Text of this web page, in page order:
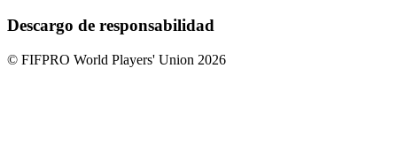
Descargo de responsabilidad
© FIFPRO World Players' Union 2026